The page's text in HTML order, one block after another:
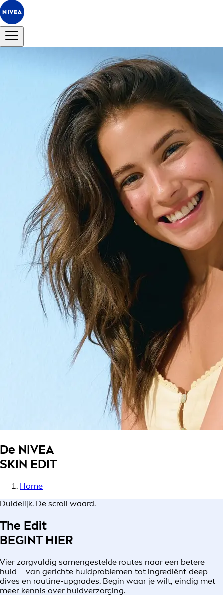
De NIVEA
SKIN EDIT
Home
Duidelijk. De scroll waard.
The Edit
BEGINT HIER
Vier zorgvuldig samengestelde routes naar een betere
huid – van gerichte huidproblemen tot ingrediënt-deep-
dives en routine-upgrades. Begin waar je wilt, eindig met
meer kennis over huidverzorging.